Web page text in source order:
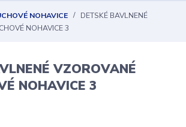
NOHAVICE
DETSKÉ BAVLNENÉ
NOHAVICE 3
VZOROVANÉ
NOHAVICE 3